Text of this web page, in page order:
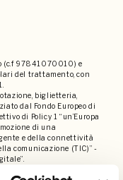
(c.f 97841070010) e
del trattamento, con
biglietteria,
dal Fondo Europeo di
di Policy 1 “un’Europa
di una
e della connettività
comunicazione (TIC)” -